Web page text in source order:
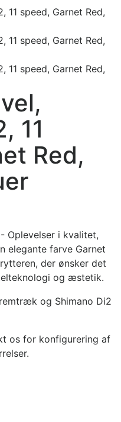
11
Red,
Oplevelser i kvalitet,
elegante farve Garnet
der ønsker det
og æstetik.
og Shimano Di2
os for konfigurering af